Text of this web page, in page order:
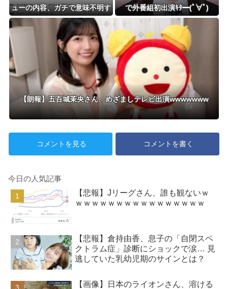
ューの内容、ガチで意味不明す
ぎる
で外番組初出演ｷﾀ━(ﾟ∀ﾟ)
━!!!!
【朗報】五百城茉央さん、めざましテレビ出演wwwwwww
コメントを見る コメントを書く
今日の人気記事
【悲報】Jリーグさん、誰も観ないｗ
ｗｗｗｗｗｗｗｗｗｗｗｗｗｗｗｗ
【悲報】倉持由香、息子の「自閉スペ
クトラム症」診断にショックで涙… 見
逃していた乳幼児期のサインとは？
【画像】日本のライオンさん、溶ける